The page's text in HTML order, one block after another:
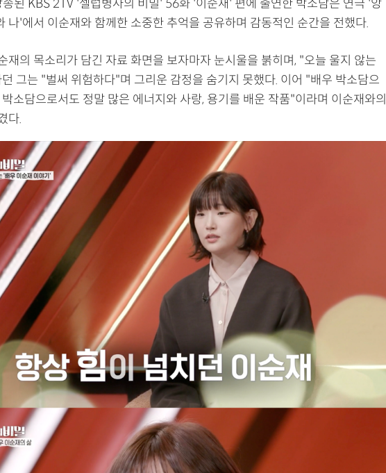
된 KBS 2TV '셀럽병사의 비밀' 56화 '이순재' 편에 출연한 박소담은 연극 '앙
나'에서 이순재와 함께한 소중한 추억을 공유하며 감동적인 순간을 전했다.
재의 목소리가 담긴 자료 화면을 보자마자 눈시울을 붉히며, "오늘 울지 않는
그는 "벌써 위험하다"며 그리운 감정을 숨기지 못했다. 이어 "배우 박소담으
소담으로서도 정말 많은 에너지와 사랑, 용기를 배운 작품"이라며 이순재와의
다.